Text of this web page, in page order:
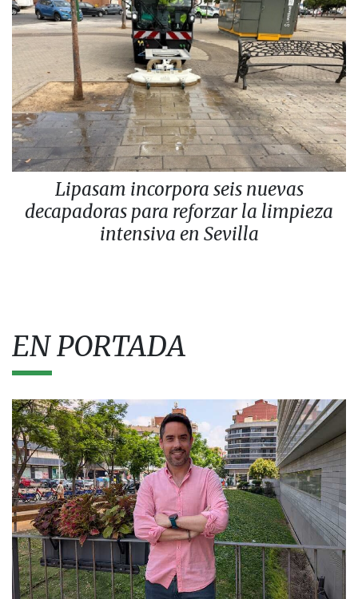
Lipasam incorpora seis nuevas
decapadoras para reforzar la limpieza
intensiva en Sevilla
EN PORTADA